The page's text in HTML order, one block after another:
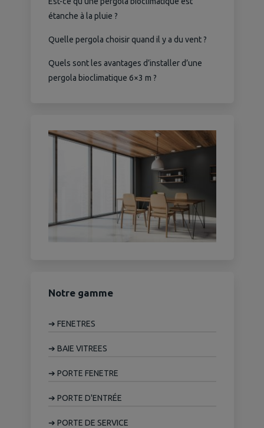
étanche à la pluie ?
Quelle pergola choisir quand il y a du vent ?
Quels sont les avantages d’installer d’une
pergola bioclimatique 6×3 m ?
Notre gamme
➔ FENETRES
➔ BAIE VITREES
➔ PORTE FENETRE
➔ PORTE D'ENTRÉE
➔ PORTE DE SERVICE